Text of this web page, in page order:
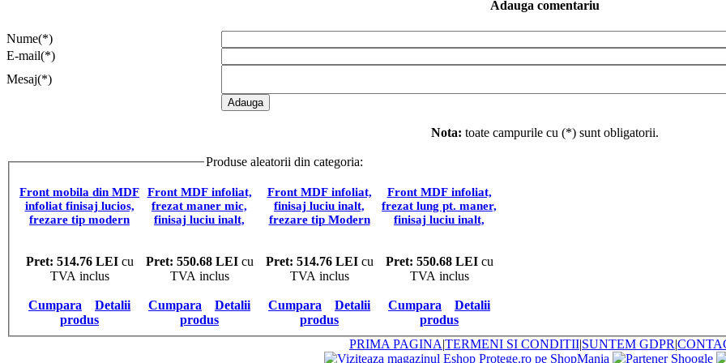
Adauga comentariu
Nume(*)
E-mail(*)
Mesaj(*)
Nota: toate campurile cu (*) sunt obligatorii.
Produse aleatorii din categoria:
Front mobila din MDF
infoliat finisaj lucios,
frezare tip modern
Pret: 514.76 LEIcu
TVA inclus
Cumpara
Detalii
produs
Front MDF infoliat,
frezat maner mic,
finisaj luciu inalt,
Pret: 550.68 LEIcu
TVA inclus
Cumpara
Detalii
produs
Front MDF infoliat,
finisaj luciu inalt,
frezare tip Modern
Pret: 514.76 LEIcu
TVA inclus
Cumpara
Detalii
produs
Front MDF infoliat,
frezat lung pt. maner,
finisaj luciu inalt,
Pret: 550.68 LEIcu
TVA inclus
Cumpara
Detalii
produs
PRIMA PAGINA|TERMENI SI CONDITII|SUNTEM GDPR|